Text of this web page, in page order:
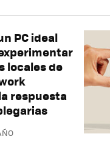
PC ideal
locales de
respuesta